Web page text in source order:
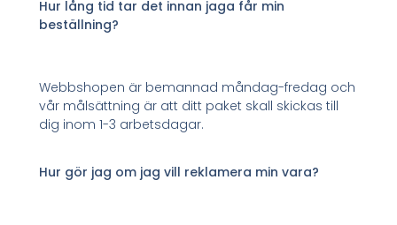
Hur lång tid tar det innan jaga får min
beställning?
Webbshopen är bemannad måndag-fredag och
vår målsättning är att ditt paket skall skickas till
dig inom 1-3 arbetsdagar.
Hur gör jag om jag vill reklamera min vara?